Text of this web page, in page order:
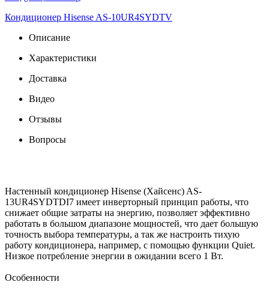
Кондиционер Hisense AS-10UR4SYDTV
Описание
Характеристики
Доставка
Видео
Отзывы
Вопросы
Настенный кондиционер Hisense (Хайсенс) AS-
13UR4SYDTDI7 имеет инверторный принцип работы, что
снижает общие затраты на энергию, позволяет эффективно
работать в большом диапазоне мощностей, что дает большую
точность выбора температуры, а так же настроить тихую
работу кондиционера, например, с помощью функции Quiet.
Низкое потребление энергии в ожидании всего 1 Вт.
Особенности